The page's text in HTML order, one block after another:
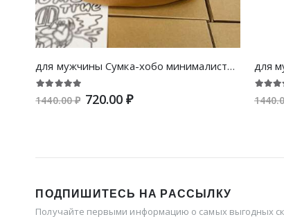
для мужчины Сумка-хобо минималистичный холщовый
1440.00 ₽ 720.00 ₽
ПОДПИШИТЕСЬ НА РАССЫЛКУ
Получайте первыми информацию о самых выгодных